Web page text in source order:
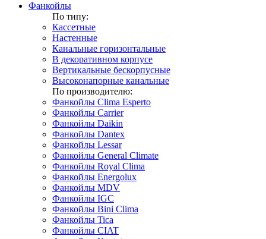
Фанкойлы
По типу:
Кассетные
Настенные
Канальные горизонтальные
В декоративном корпусе
Вертикальные бескорпусные
Высоконапорные канальные
По производителю:
Фанкойлы Clima Esperto
Фанкойлы Carrier
Фанкойлы Daikin
Фанкойлы Dantex
Фанкойлы Lessar
Фанкойлы General Climate
Фанкойлы Royal Clima
Фанкойлы Energolux
Фанкойлы MDV
Фанкойлы IGC
Фанкойлы Bini Clima
Фанкойлы Tica
Фанкойлы CIAT